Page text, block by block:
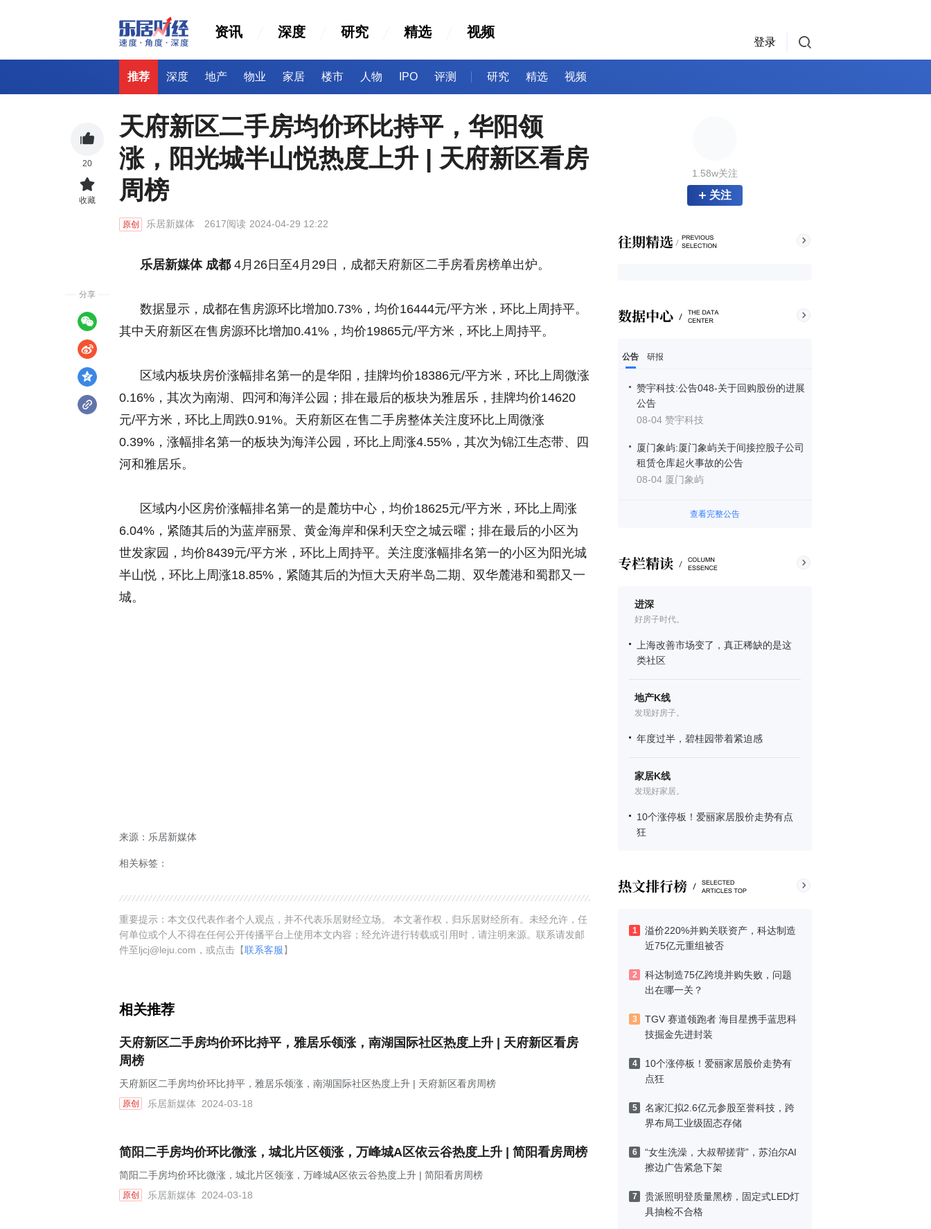
资讯 深度 研究 精选 视频
登录
推荐 深度 地产 物业 家居 楼市 人物 IPO 评测 研究 精选 视频
1.58w关注
关注
公告 研报
赞宇科技:公告048-关于回购股份的进展
公告
08-04 赞宇科技
厦门象屿:厦门象屿关于间接控股子公司
租赁仓库起火事故的公告
08-04 厦门象屿
查看完整公告
进深
好房子时代。
上海改善市场变了，真正稀缺的是这
类社区
地产K线
发现好房子。
年度过半，碧桂园带着紧迫感
家居K线
发现好家居。
10个涨停板！爱丽家居股价走势有点
狂
1
溢价220%并购关联资产，科达制造
近75亿元重组被否
2
科达制造75亿跨境并购失败，问题
出在哪一关？
3
TGV 赛道领跑者 海目星携手蓝思科
技掘金先进封装
4
10个涨停板！爱丽家居股价走势有
点狂
5
名家汇拟2.6亿元参股至誉科技，跨
界布局工业级固态存储
6
“女生洗澡，大叔帮搓背”，苏泊尔AI
擦边广告紧急下架
7
贵派照明登质量黑榜，固定式LED灯
具抽检不合格
天府新区二手房均价环比持平，华阳领
涨，阳光城半山悦热度上升 | 天府新区看房
周榜
原创 乐居新媒体 2617阅读 2024-04-29 12:22
乐居新媒体 成都4月26日至4月29日，成都天府新区二手房看房榜单出炉。
数据显示，成都在售房源环比增加0.73%，均价16444元/平方米，环比上周持平。
其中天府新区在售房源环比增加0.41%，均价19865元/平方米，环比上周持平。
区域内板块房价涨幅排名第一的是华阳，挂牌均价18386元/平方米，环比上周微涨
0.16%，其次为南湖、四河和海洋公园；排在最后的板块为雅居乐，挂牌均价14620
元/平方米，环比上周跌0.91%。天府新区在售二手房整体关注度环比上周微涨
0.39%，涨幅排名第一的板块为海洋公园，环比上周涨4.55%，其次为锦江生态带、四
河和雅居乐。
区域内小区房价涨幅排名第一的是麓坊中心，均价18625元/平方米，环比上周涨
6.04%，紧随其后的为蓝岸丽景、黄金海岸和保利天空之城云曜；排在最后的小区为
世发家园，均价8439元/平方米，环比上周持平。关注度涨幅排名第一的小区为阳光城
半山悦，环比上周涨18.85%，紧随其后的为恒大天府半岛二期、双华麓港和蜀郡又一
城。
来源：乐居新媒体
相关标签：
重要提示：本文仅代表作者个人观点，并不代表乐居财经立场。 本文著作权，归乐居财经所有。未经允许，任
何单位或个人不得在任何公开传播平台上使用本文内容；经允许进行转载或引用时，请注明来源。联系请发邮
件至ljcj@leju.com，或点击【联系客服】
相关推荐
天府新区二手房均价环比持平，雅居乐领涨，南湖国际社区热度上升 | 天府新区看房
周榜
天府新区二手房均价环比持平，雅居乐领涨，南湖国际社区热度上升 | 天府新区看房周榜
原创 乐居新媒体 2024-03-18
简阳二手房均价环比微涨，城北片区领涨，万峰城A区依云谷热度上升 | 简阳看房周榜
简阳二手房均价环比微涨，城北片区领涨，万峰城A区依云谷热度上升 | 简阳看房周榜
原创 乐居新媒体 2024-03-18
20
收藏
分享